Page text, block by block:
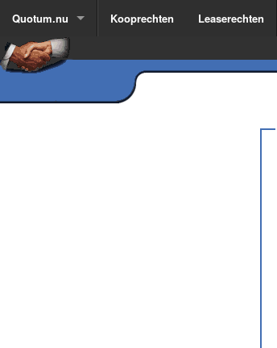
Quotum.nu Kooprechten Leaserechten